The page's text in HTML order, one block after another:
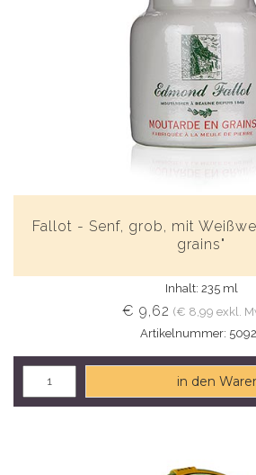
Fallot - Senf, grob, mit
grains"
Inhalt: 235 ml
€ 9,62 (€ 8,99 exkl.
Artikelnummer:
in den